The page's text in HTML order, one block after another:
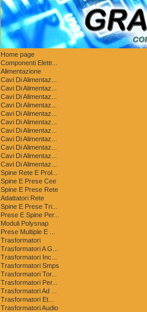
Home page
Componenti Elettr...
Alimentazione
Cavi Di Alimentaz...
Cavi Di Alimentaz...
Cavi Di Alimentaz...
Cavi Di Alimentaz...
Cavi Di Alimentaz...
Cavi Di Alimentaz...
Cavi Di Alimentaz...
Cavi Di Alimentaz...
Cavi Di Alimentaz...
Cavi Di Alimentaz...
Cavi Di Alimentaz...
Spine Rete E Prol...
Spine E Prese Cee
Spine E Prese Rete
Adattatori Rete
Spine E Prese Tri...
Prese E Spine Per...
Moduli Polysnap
Prese Multiple E ...
Trasformatori
Trasformatori A G...
Trasformatori Inc...
Trasformatori Smps
Trasformatori Tor...
Trasformatori Per...
Trasformatori Ad ...
Trasformatori Et...
Trasformatori Audio